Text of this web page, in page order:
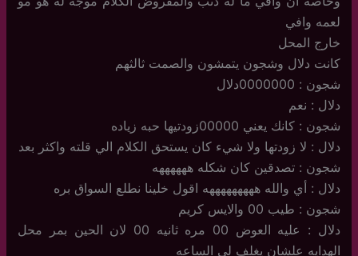
لعمه وافي
خارج المحل
كانت دلال وشجون يتمشون والصمت ثالثهم
شجون : 0000000دلال
دلال : نعم
شجون : كانك يعني 00000زودتيها حبه زياده
دلال : لا زودتها ولا شيء كان يستحق الكلام الي قلته واكثر بعد
شجون : تصدقين كان شكله ههههههه
دلال : أي والله هههههههههه اقول خلينا نطلع السواق بره
شجون : طيب 00 والايس كريم
دلال : عليه العوض 00 مره ثانيه 00 لان الحين بمر محل
الهدايه علشان يغلف لي الساعه